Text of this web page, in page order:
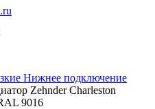
Нижнее подключение
Zehnder Charleston
9016